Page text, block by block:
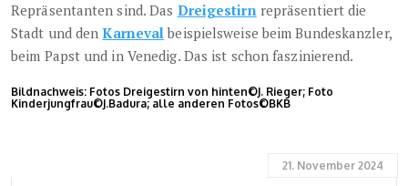
Repräsentanten sind. Das Dreigestirnrepräsentiert die
Stadt und denKarnevalbeispielsweise beim Bundeskanzler,
beim Papst und in Venedig. Das ist schon faszinierend.
Bildnachweis: Fotos Dreigestirn von hinten©J. Rieger; Foto
Kinderjungfrau©J.Badura; alle anderen Fotos©BKB
21. November 2024